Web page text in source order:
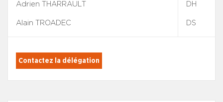
Adrien THARRAULT
Alain TROADEC
DH
DS
Contactez la délégation